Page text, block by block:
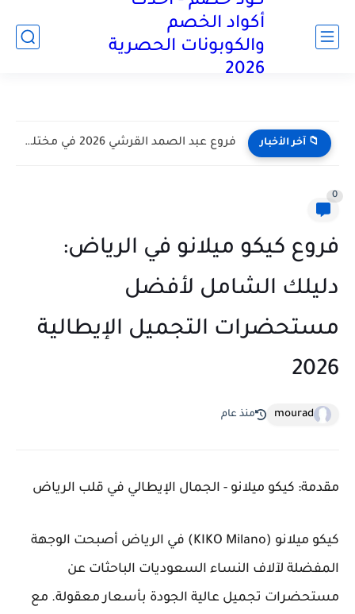
أكواد الخصم
والكوبونات الحصرية
2026
📁 آخر الأخبار كود خصم بلومنج وير 2026 كوبون 60% لمنتجات bloomingwear كوبونات
0
فروع كيكو ميلانو في الرياض:
دليلك الشامل لأفضل
مستحضرات التجميل الإيطالية
2026
mourad منذ عام
مقدمة: كيكو ميلانو - الجمال الإيطالي في قلب الرياض
كيكو ميلانو (KIKO Milano) في الرياض أصبحت الوجهة
المفضلة لآلاف النساء السعوديات الباحثات عن
مستحضرات تجميل عالية الجودة بأسعار معقولة. مع